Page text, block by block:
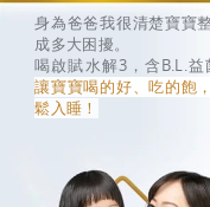
身為爸爸我很清楚寶寶
成多大困擾。
喝啟賦水解3，含B.L.益
讓寶寶喝的好、吃的飽
鬆入睡！